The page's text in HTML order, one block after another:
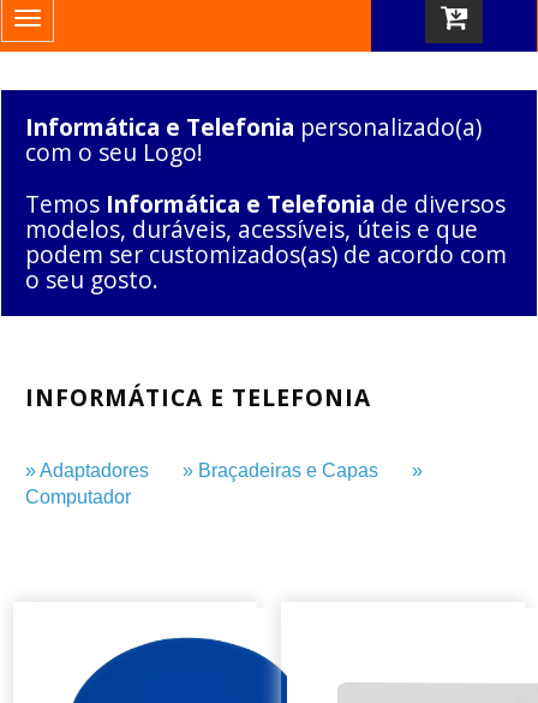
Toggle
navigation
Informática e Telefonia personalizado(a)
com o seu Logo!
Temos Informática e Telefonia de diversos
modelos, duráveis, acessíveis, úteis e que
podem ser customizados(as) de acordo com
o seu gosto.
INFORMÁTICA E TELEFONIA
» Adaptadores » Braçadeiras e Capas »
Computador